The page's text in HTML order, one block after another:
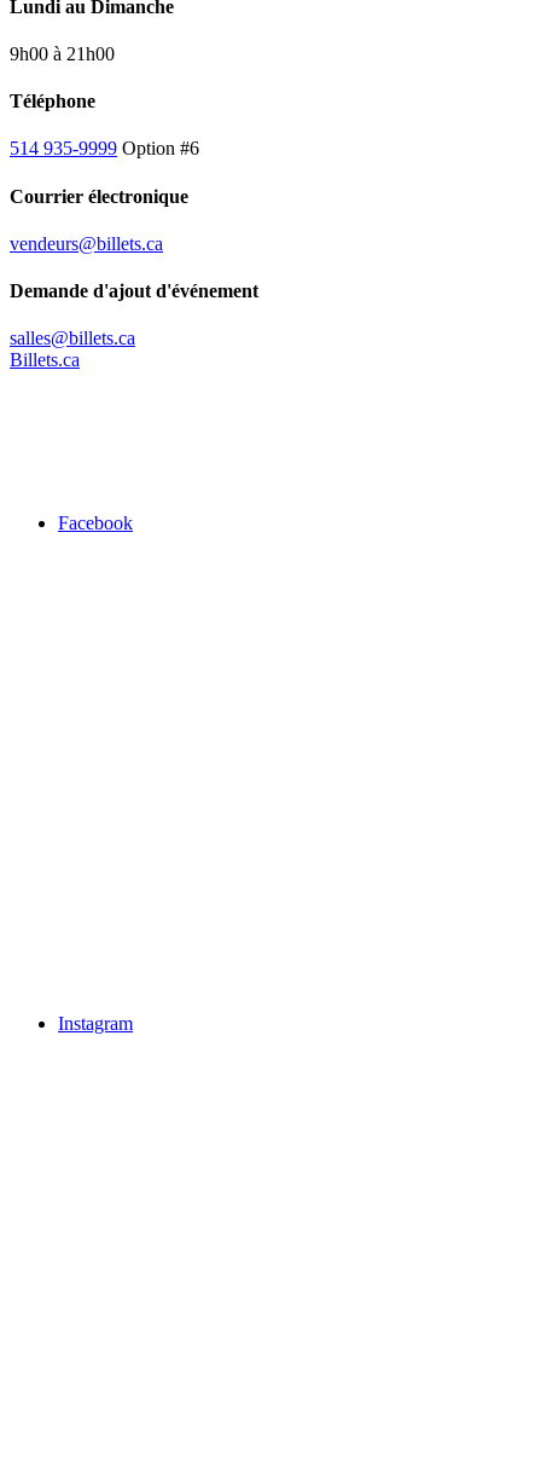
Lundi au Dimanche
9h00 à 21h00
Téléphone
514 935-9999 Option #6
Courrier électronique
vendeurs@billets.ca
Demande d'ajout d'événement
salles@billets.ca
Billets.ca
Facebook
Instagram